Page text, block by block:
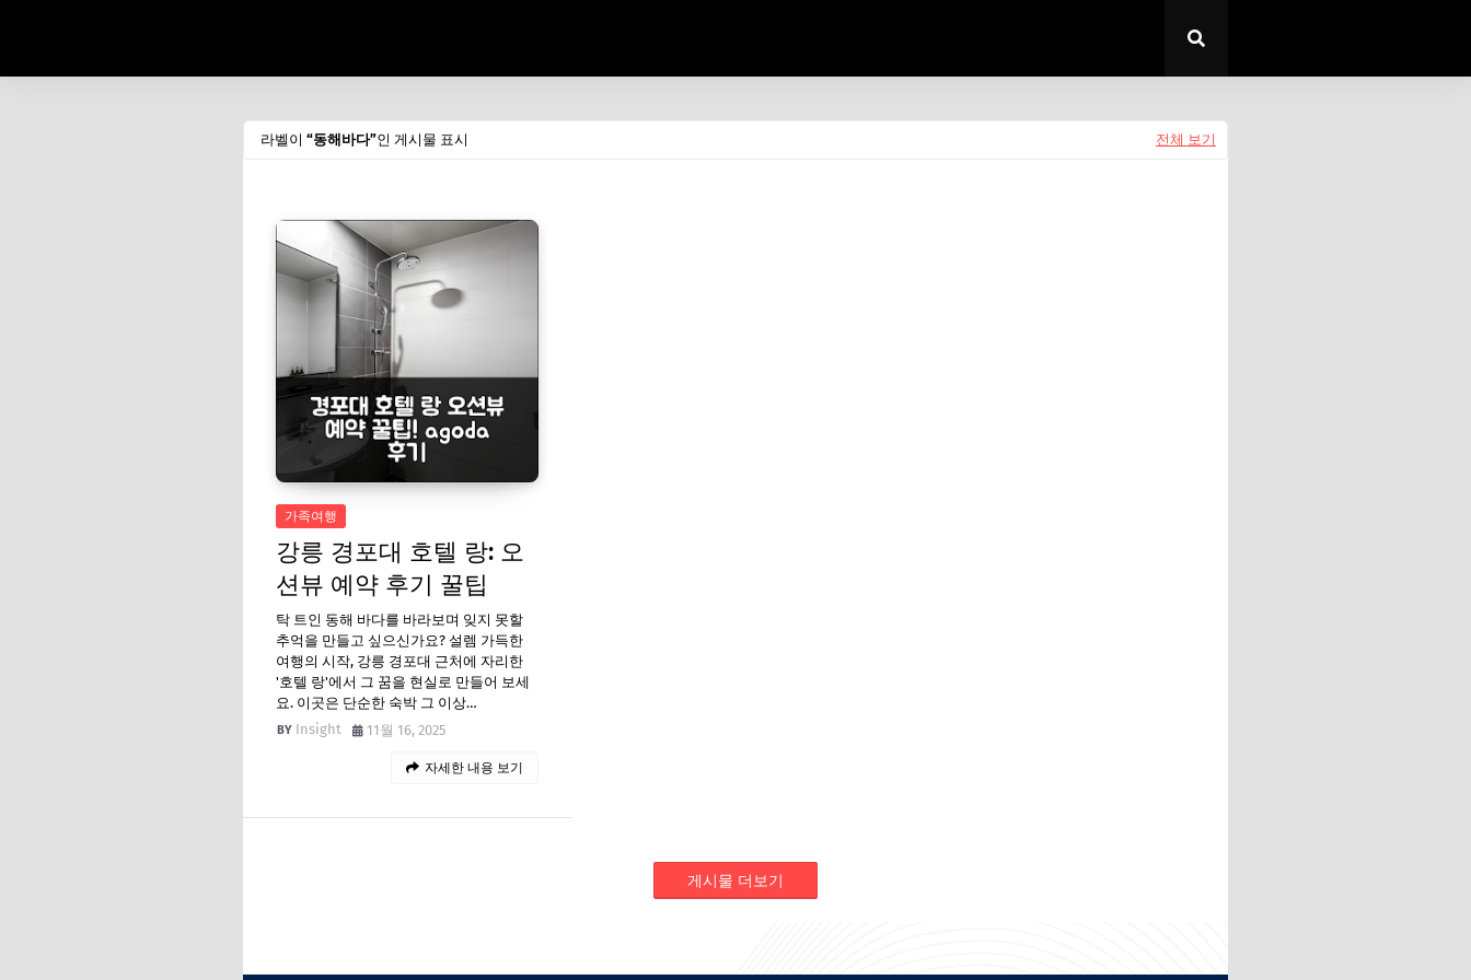
라벨이 동해바다 인 게시물 표시 전체 보기
가족여행
강릉 경포대 호텔 랑: 오
션뷰 예약 후기 꿀팁
탁 트인 동해 바다를 바라보며 잊지 못할
추억을 만들고 싶으신가요? 설렘 가득한
여행의 시작, 강릉 경포대 근처에 자리한
'호텔 랑'에서 그 꿈을 현실로 만들어 보세
요. 이곳은 단순한 숙박 그 이상…
Insight
11월 16, 2025
자세한 내용 보기
게시물 더보기